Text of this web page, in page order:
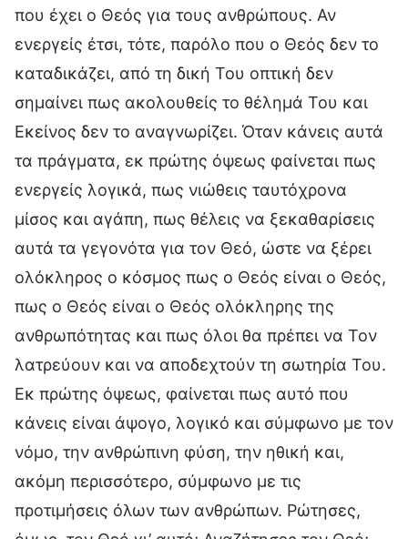
που έχει ο Θεός για τους ανθρώπους. Αν
ενεργείς έτσι, τότε, παρόλο που ο Θεός δεν το
καταδικάζει, από τη δική Του οπτική δεν
σημαίνει πως ακολουθείς το θέλημά Του και
Εκείνος δεν το αναγνωρίζει. Όταν κάνεις αυτά
τα πράγματα, εκ πρώτης όψεως φαίνεται πως
ενεργείς λογικά, πως νιώθεις ταυτόχρονα
μίσος και αγάπη, πως θέλεις να ξεκαθαρίσεις
αυτά τα γεγονότα για τον Θεό, ώστε να ξέρει
ολόκληρος ο κόσμος πως ο Θεός είναι ο Θεός,
πως ο Θεός είναι ο Θεός ολόκληρης της
ανθρωπότητας και πως όλοι θα πρέπει να Τον
λατρεύουν και να αποδεχτούν τη σωτηρία Του.
Εκ πρώτης όψεως, φαίνεται πως αυτό που
κάνεις είναι άψογο, λογικό και σύμφωνο με τον
νόμο, την ανθρώπινη φύση, την ηθική και,
ακόμη περισσότερο, σύμφωνο με τις
προτιμήσεις όλων των ανθρώπων. Ρώτησες,